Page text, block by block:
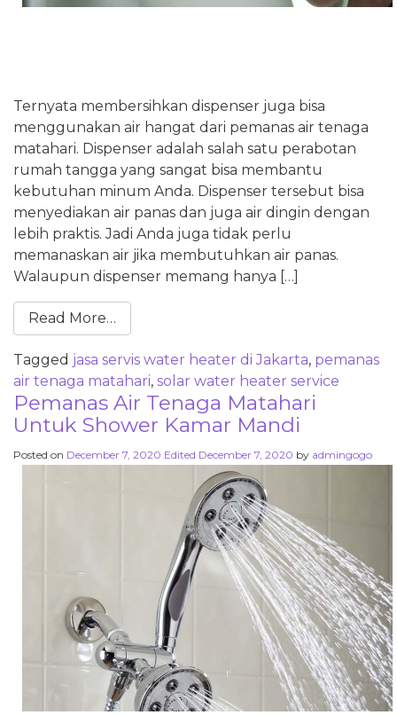
Ternyata membersihkan dispenser juga bisa
menggunakan air hangat dari pemanas air tenaga
matahari. Dispenser adalah salah satu perabotan
rumah tangga yang sangat bisa membantu
kebutuhan minum Anda. Dispenser tersebut bisa
menyediakan air panas dan juga air dingin dengan
lebih praktis. Jadi Anda juga tidak perlu
memanaskan air jika membutuhkan air panas.
Walaupun dispenser memang hanya […]
Read More…
Tagged jasa servis water heater di Jakarta, pemanas
air tenaga matahari, solar water heater service
Pemanas Air Tenaga Matahari
Untuk Shower Kamar Mandi
Posted on December 7, 2020 Edited December 7, 2020 by admingogo